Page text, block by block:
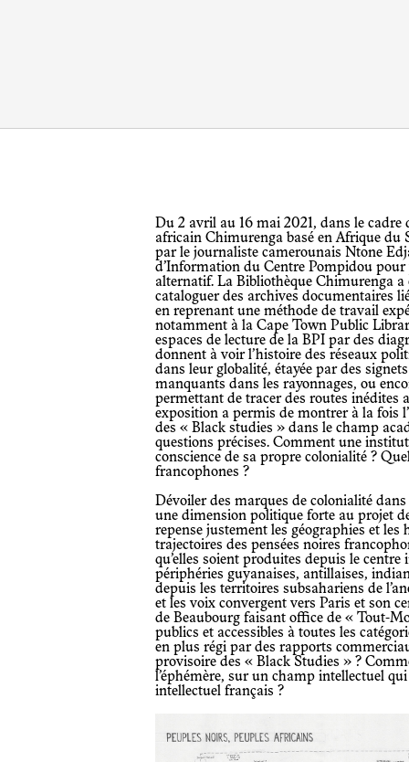
Du 2 avril au 16 mai 2021, dans le cadre de la Saison Africa2020, le projet sud-
africainChimurenga basé en Afrique du
par le journaliste camerounais Ntone
d’Information du Centre Pompidou
alternatif. La Bibliothèque Chimurenga
cataloguer des archives documentaires
en reprenant une méthode de travail
notamment à la Cape Town Public
espaces de lecture de la BPI par des
donnent à voir l’histoire des réseaux
dans leur globalité, étayée par des
manquants dans les rayonnages, ou
permettant de tracer des routes inédites
exposition a permis de montrer à la fois
des « Black studies » dans le champ
questions précises. Comment une
conscience de sa propre colonialité ?
francophones ?
Dévoiler des marques de colonialité
une dimension politique forte au projet
repense justement les géographies et les
trajectoires des pensées noires
qu’elles soient produites depuis le centre
périphéries guyanaises, antillaises,
depuis les territoires subsahariens de
et les voix convergent vers Paris et son
de Beaubourg faisant office de « Tout-
publics et accessibles à toutes les
en plus régi par des rapports
provisoire des « Black Studies » ?
l’éphémère, sur un champ intellectuel
intellectuel français ?